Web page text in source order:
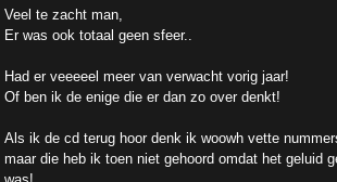
Veel te zacht man,
Er was ook totaal geen sfeer..
Had er veeeeel meer van verwacht vorig jaar!
Of ben ik de enige die er dan zo over denkt!
Als ik de cd terug hoor denk ik woowh vette
maar die heb ik toen niet gehoord omdat het geluid